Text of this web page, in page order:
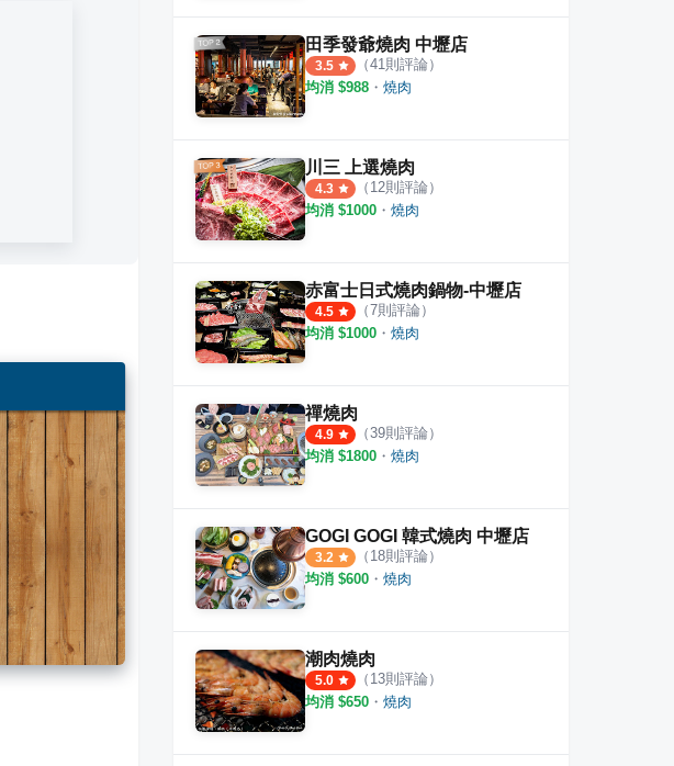
田季發爺燒肉 中壢店
3.5 （41則評論）
均消 $988 ・ 燒肉
川三 上選燒肉
4.3 （ 12則評論）
均消 $1000 ・ 燒肉
赤富士日式燒肉鍋物-中壢店
4.5 （7則評論）
均消 $1000 ・ 燒肉
禪燒肉
4.9 （39則評論）
均消 $1800 ・ 燒肉
GOGI GOGI 韓式燒肉 中壢店
3.2 （ 18則評論）
均消 $600 ・ 燒肉
潮肉燒肉
5.0 （ 13則評論）
均消 $650 ・ 燒肉